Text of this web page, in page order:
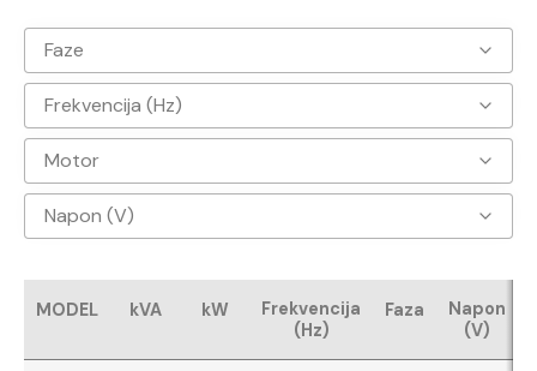
Faze
3
Frekvencija (Hz)
50hz
Motor
Baudouin
CUMMINS
Napon (V)
400V
MODEL kVA kW
Frekvencija
(Hz)
Faza
Napon
(V)